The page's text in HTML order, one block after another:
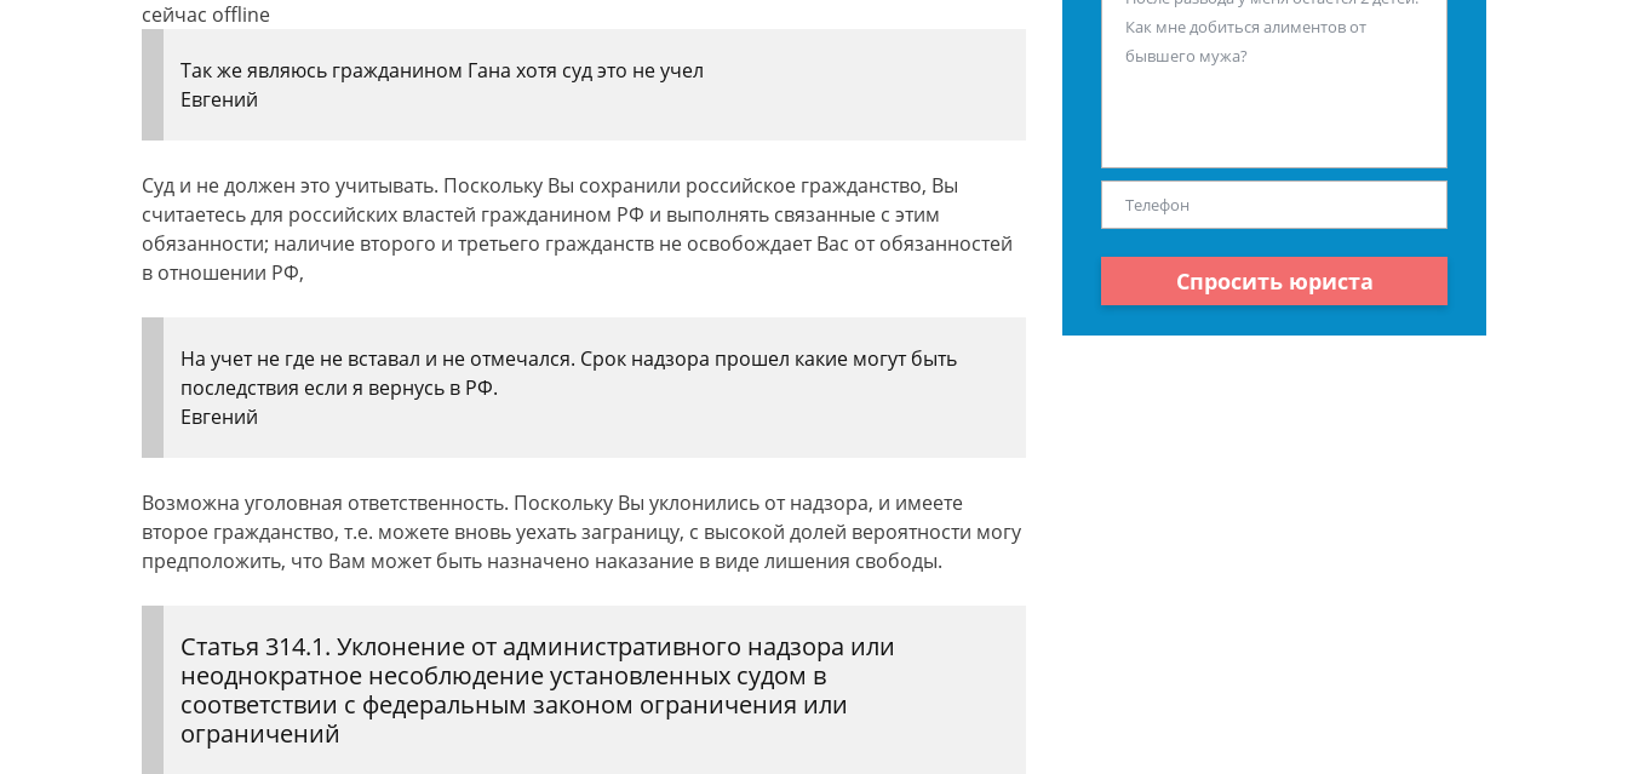
сейчас offline
Так же являюсь гражданином Гана хотя суд это не учел
Евгений
Суд и не должен это учитывать. Поскольку Вы сохранили российское гражданство, Вы
считаетесь для российских властей гражданином РФ и выполнять связанные с этим
обязанности; наличие второго и третьего гражданств не освобождает Вас от обязанностей
в отношении РФ,
На учет не где не вставал и не отмечался. Срок надзора прошел какие могут быть
последствия если я вернусь в РФ.
Евгений
Возможна уголовная ответственность. Поскольку Вы уклонились от надзора, и имеете
второе гражданство, т.е. можете вновь уехать заграницу, с высокой долей вероятности могу
предположить, что Вам может быть назначено наказание в виде лишения свободы.
Статья 314.1. Уклонение от административного надзора или
неоднократное несоблюдение установленных судом в
соответствии с федеральным законом ограничения или
ограничений
Спросить юриста